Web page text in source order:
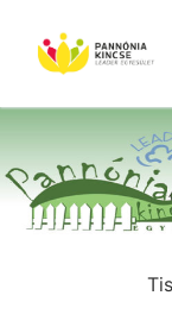
tartalomra